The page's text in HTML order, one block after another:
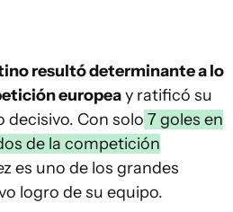
resultó determinante a lo
europeay ratificó su
decisivo. Con solo 7 goles en
de la competición
es uno de los grandes
logro de su equipo.